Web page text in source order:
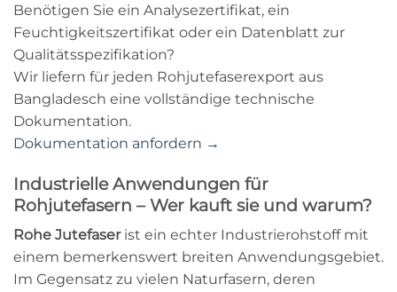
Benötigen Sie ein Analysezertifikat, ein
Feuchtigkeitszertifikat oder ein Datenblatt zur
Qualitätsspezifikation?
Wir liefern für jeden Rohjutefaserexport aus
Bangladesch eine vollständige technische
Dokumentation.
Dokumentation anfordern →
Industrielle Anwendungen für
Rohjutefasern – Wer kauft sie und warum?
Rohe Jutefaserist ein echter Industrierohstoff mit
einem bemerkenswert breiten Anwendungsgebiet.
Im Gegensatz zu vielen Naturfasern, deren